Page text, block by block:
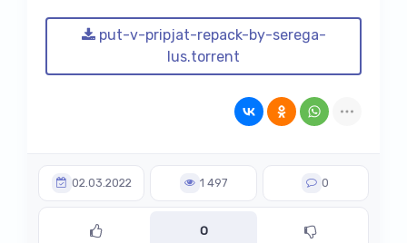
put-v-pripjat-repack-by-serega-
lus.torrent
02.03.2022 1 497 0
0